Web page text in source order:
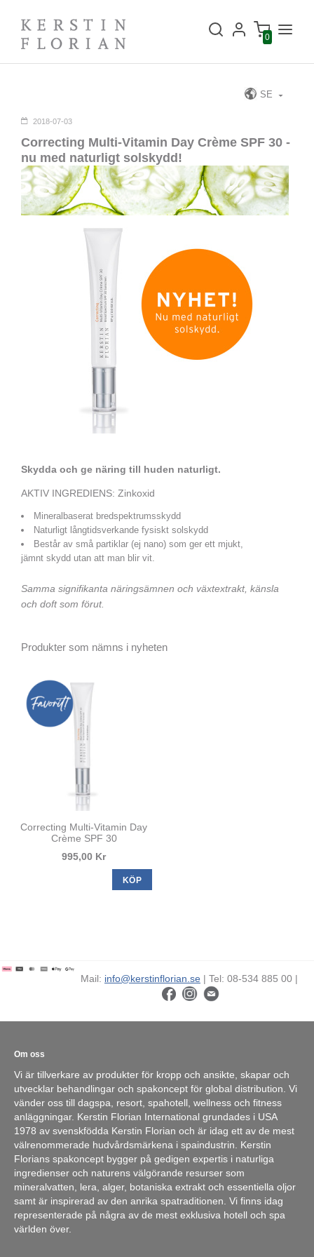
0
SE
2018-07-03
Correcting Multi-Vitamin Day Crème SPF 30 -
nu med naturligt solskydd!
Skydda och ge näring till huden naturligt.
AKTIV INGREDIENS: Zinkoxid
Mineralbaserat bredspektrumsskydd
Naturligt långtidsverkande fysiskt solskydd
Består av små partiklar (ej nano) som ger ett mjukt,
jämnt skydd utan att man blir vit.
Samma signifikanta näringsämnen och växtextrakt, känsla
och doft som förut.
Produkter som nämns i nyheten
Correcting Multi-Vitamin Day
Crème SPF 30
995,00 Kr
KÖP
Mail: info@kerstinflorian.se | Tel: 08-534 885 00 |
Om oss
Vi är tillverkare av produkter för kropp och ansikte, skapar och
utvecklar behandlingar och spakoncept för global distribution. Vi
vänder oss till dagspa, resort, spahotell, wellness och fitness
anläggningar. Kerstin Florian International grundades i USA
1978 av svenskfödda Kerstin Florian och är idag ett av de mest
välrenommerade hudvårdsmärkena i spaindustrin. Kerstin
Florians spakoncept bygger på gedigen expertis i naturliga
ingredienser och naturens välgörande resurser som
mineralvatten, lera, alger, botaniska extrakt och essentiella oljor
samt är inspirerad av den anrika spatraditionen. Vi finns idag
representerade på några av de mest exklusiva hotell och spa
världen över.